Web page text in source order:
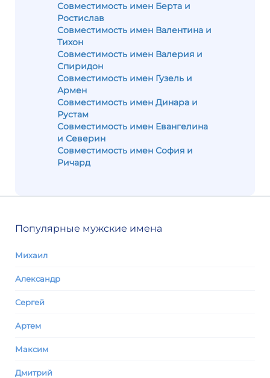
Совместимость имен Берта и
Ростислав
Совместимость имен Валентина и
Тихон
Совместимость имен Валерия и
Спиридон
Совместимость имен Гузель и
Армен
Совместимость имен Динара и
Рустам
Совместимость имен Евангелина
и Северин
Совместимость имен София и
Ричард
Популярные мужские имена
Михаил
Александр
Сергей
Артем
Максим
Дмитрий